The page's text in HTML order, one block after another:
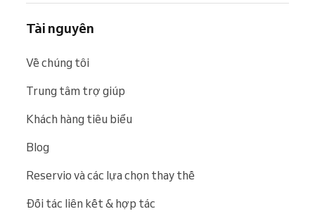
Tài nguyên
Về chúng tôi
Trung tâm trợ giúp
Khách hàng tiêu biểu
Blog
Reservio và các lựa chọn thay thế
Đối tác liên kết & hợp tác